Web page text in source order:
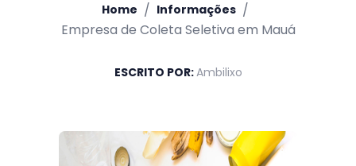
Home / Informações /
Empresa de Coleta Seletiva em Mauá
ESCRITO POR:Ambilixo